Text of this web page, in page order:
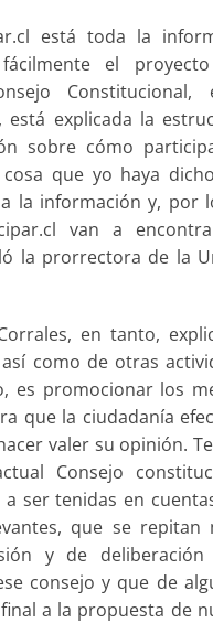
está toda la
el
Constitucional,
explicada la
sobre cómo
que yo haya
la información y, por
van a
la prorrectora de la
en tanto,
como de otras
es promocionar los
que la ciudadanía
valer su opinión.
Consejo
ser tenidas en
que se repitan
y de
consejo y que de
a la propuesta de